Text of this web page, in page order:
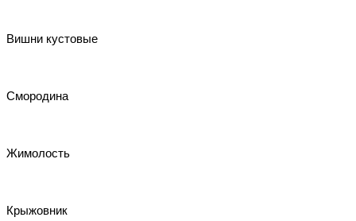
Вишни кустовые
Смородина
Жимолость
Крыжовник